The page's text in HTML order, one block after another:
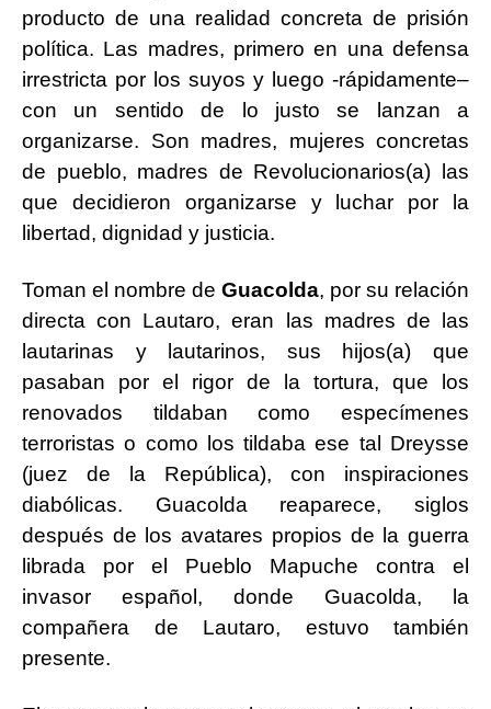
producto de una realidad concreta de prisión
política. Las madres, primero en una defensa
irrestricta por los suyos y luego -rápidamente–
con un sentido de lo justo se lanzan a
organizarse. Son madres, mujeres concretas
de pueblo, madres de Revolucionarios(a) las
que decidieron organizarse y luchar por la
libertad, dignidad y justicia.
Toman el nombre de Guacolda, por su relación
directa con Lautaro, eran las madres de las
lautarinas y lautarinos, sus hijos(a) que
pasaban por el rigor de la tortura, que los
renovados tildaban como especímenes
terroristas o como los tildaba ese tal Dreysse
(juez de la República), con inspiraciones
diabólicas. Guacolda reaparece, siglos
después de los avatares propios de la guerra
librada por el Pueblo Mapuche contra el
invasor español, donde Guacolda, la
compañera de Lautaro, estuvo también
presente.